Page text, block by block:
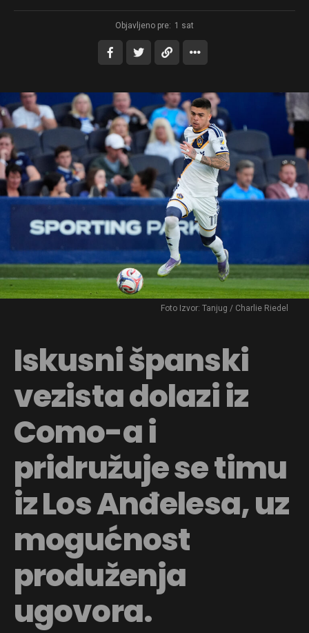
Objavljeno pre: 1 sat
Foto Izvor: Tanjug / Charlie Riedel
Iskusni španski
vezista dolazi iz
Como-a i
pridružuje se timu
iz Los Anđelesa, uz
mogućnost
produženja
ugovora.